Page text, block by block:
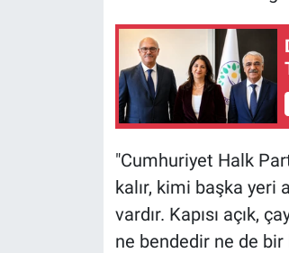
"Cumhuriyet Halk
kalır, kimi başka yeri
vardır. Kapısı açık,
ne bendedir ne de bir